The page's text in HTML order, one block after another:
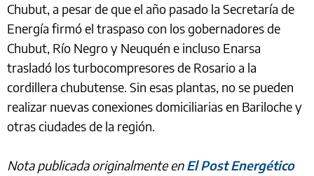
Chubut, a pesar de que el año pasado la Secretaría de
Energía firmó el traspaso con los gobernadores de
Chubut, Río Negro y Neuquén e incluso Enarsa
trasladó los turbocompresores de Rosario a la
cordillera chubutense. Sin esas plantas, no se pueden
realizar nuevas conexiones domiciliarias en Bariloche y
otras ciudades de la región.
Nota publicada originalmente enEl Post Energético